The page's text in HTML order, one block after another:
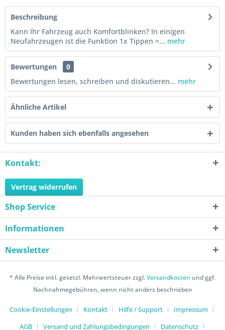
Beschreibung
Kann Ihr Fahrzeug auch Komfortblinken? In einigen
Neufahrzeugen ist die Funktion 1x Tippen =... mehr
Bewertungen
0
Bewertungen lesen, schreiben und diskutieren... mehr
Ähnliche Artikel
Kunden haben sich ebenfalls angesehen
Kontakt:
Vertrag widerrufen
Shop Service
Informationen
Newsletter
* Alle Preise inkl. gesetzl. Mehrwertsteuer zzgl.Versandkosten und ggf.
Nachnahmegebühren, wenn nicht anders beschrieben
Cookie-Einstellungen Kontakt Hilfe / Support
Impressum
AGB
Versand und Zahlungsbedingungen Datenschutz